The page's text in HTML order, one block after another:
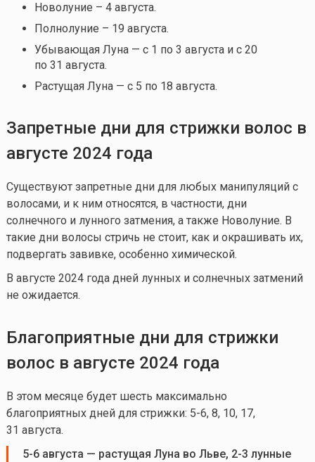
Новолуние – 4 августа.
Полнолуние – 19 августа.
Убывающая Луна — с 1 по 3 августа и с 20
по 31 августа.
Растущая Луна — с 5 по 18 августа.
Запретные дни для стрижки волос в
августе 2024 года
Существуют запретные дни для любых манипуляций с
волосами, и к ним относятся, в частности, дни
солнечного и лунного затмения, а также Новолуние. В
такие дни волосы стричь не стоит, как и окрашивать их,
подвергать завивке, особенно химической.
В августе 2024 года дней лунных и солнечных затмений
не ожидается.
Благоприятные дни для стрижки
волос в августе 2024 года
В этом месяце будет шесть максимально
благоприятных дней для стрижки: 5-6, 8, 10, 17,
31 августа.
5-6 августа — растущая Луна во Льве, 2-3 лунные